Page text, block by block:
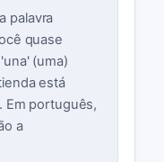
palavra
quase
(uma)
está
Em português,
a